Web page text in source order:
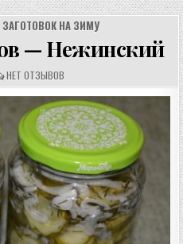
НА ЗИМУ
— Нежинский
О
Т
З
НЕТ ОТЗЫВОВ